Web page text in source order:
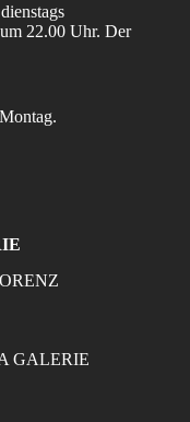
22.00 Uhr. Der
GALERIE